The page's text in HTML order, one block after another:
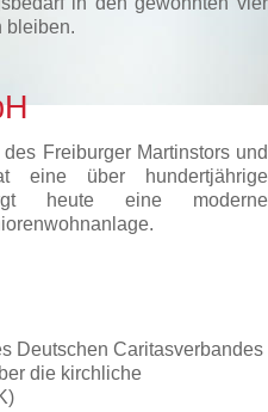
bleiben.
Freiburger Martinstors und
eine über hundertjährige
heute eine moderne
Deutschen Caritasverbandes
die kirchliche